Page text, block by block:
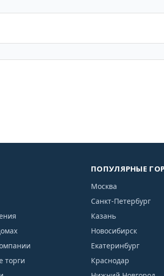
торги
ПОПУЛЯРНЫЕ
Москва
Санкт-Петербург
Казань
Новосибирск
Екатеринбург
Краснодар